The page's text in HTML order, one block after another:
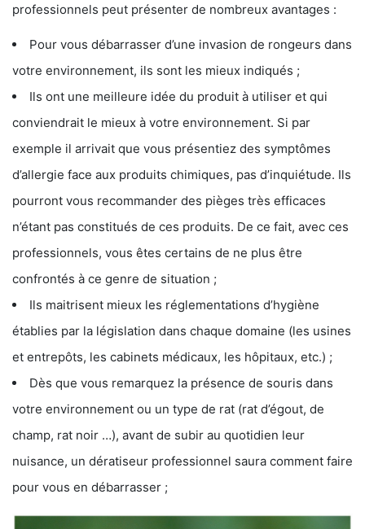
professionnels peut présenter de nombreux avantages :
Pour vous débarrasser d’une invasion de rongeurs dans
votre environnement, ils sont les mieux indiqués ;
Ils ont une meilleure idée du produit à utiliser et qui
conviendrait le mieux à votre environnement. Si par
exemple il arrivait que vous présentiez des symptômes
d’allergie face aux produits chimiques, pas d’inquiétude. Ils
pourront vous recommander des pièges très efficaces
n’étant pas constitués de ces produits. De ce fait, avec ces
professionnels, vous êtes certains de ne plus être
confrontés à ce genre de situation ;
Ils maitrisent mieux les réglementations d’hygiène
établies par la législation dans chaque domaine (les usines
et entrepôts, les cabinets médicaux, les hôpitaux, etc.) ;
Dès que vous remarquez la présence de souris dans
votre environnement ou un type de rat (rat d’égout, de
champ, rat noir …), avant de subir au quotidien leur
nuisance, un dératiseur professionnel saura comment faire
pour vous en débarrasser ;